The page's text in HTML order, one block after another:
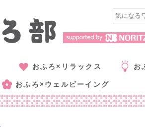
おふろ×リラックス お
おふろ×ウェルビーイング